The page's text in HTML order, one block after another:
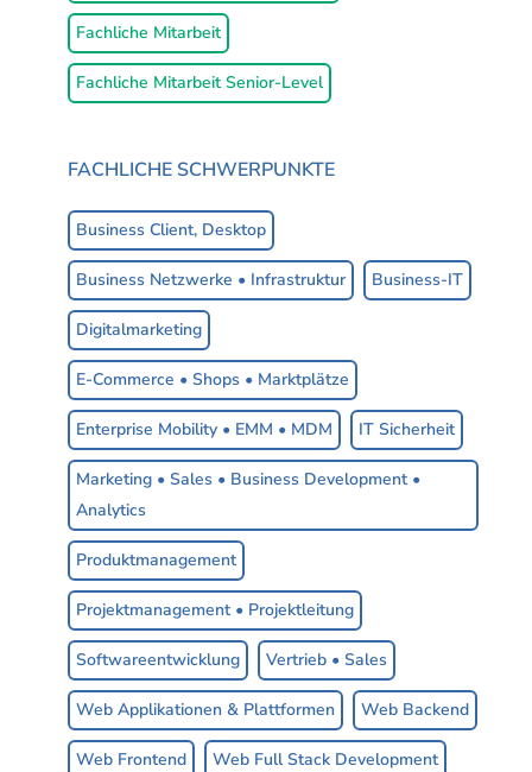
Fachliche Mitarbeit
Fachliche Mitarbeit Senior-Level
FACHLICHE SCHWERPUNKTE
Schwerpunkte
Business Client, Desktop
Business Netzwerke • Infrastruktur Business-IT
Digitalmarketing
E-Commerce • Shops • Marktplätze
Enterprise Mobility • EMM • MDM IT Sicherheit
Marketing • Sales • Business Development •
Analytics
Produktmanagement
Projektmanagement • Projektleitung
Softwareentwicklung Vertrieb • Sales
Web Applikationen & Plattformen Web Backend
Web Frontend Web Full Stack Development